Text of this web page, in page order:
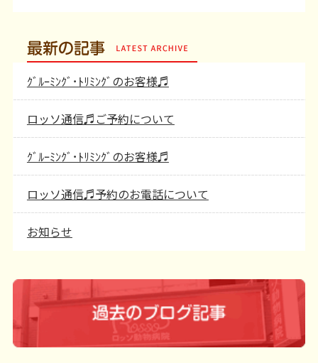
最新の記事
ｸﾞﾙｰﾐﾝｸﾞ･ﾄﾘﾐﾝｸﾞのお客様♬
ロッソ通信♬ご予約について
ｸﾞﾙｰﾐﾝｸﾞ･ﾄﾘﾐﾝｸﾞのお客様♬
ロッソ通信♬予約のお電話について
お知らせ